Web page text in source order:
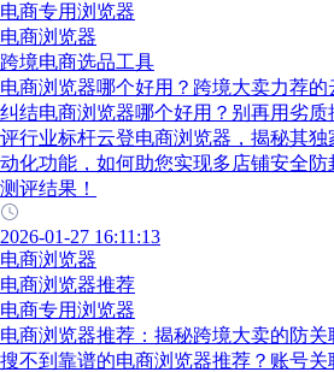
电商专用浏览器
电商浏览器
跨境电商选品工具
电商浏览器哪个好用？跨境大卖力荐
纠结电商浏览器哪个好用？别再用劣质
评行业标杆云登电商浏览器，揭秘其独
动化功能，如何助您实现多店铺安全
测评结果！
2026-01-27 16:11:13
电商浏览器
电商浏览器推荐
电商专用浏览器
电商浏览器推荐：揭秘跨境大卖的防
搜不到靠谱的电商浏览器推荐？账号